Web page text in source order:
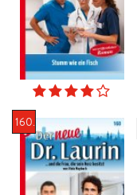
160.